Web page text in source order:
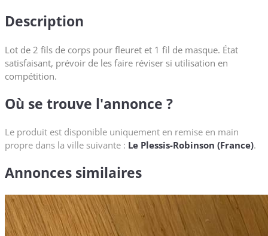
Description
Lot de 2 fils de corps pour fleuret et 1 fil de masque. État
satisfaisant, prévoir de les faire réviser si utilisation en
compétition.
Où se trouve l'annonce ?
Le produit est disponible uniquement en remise en main
propre dans la ville suivante : Le Plessis-Robinson (France).
Annonces similaires